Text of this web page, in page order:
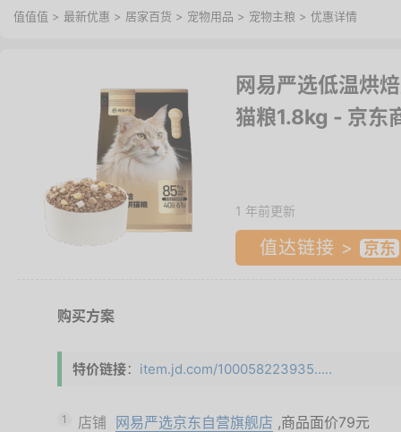
值值值 > 最新优惠 > 居家百货 > 宠物用品 > 宠物主粮 > 优惠详情
网易严选低温烘
猫粮1.8kg - 京东
1 年前更新
值达链接 >
购买方案
特价链接： item.jd.com/100058223935.....
1 店铺 网易严选京东自营旗舰店 ,商品面价79元